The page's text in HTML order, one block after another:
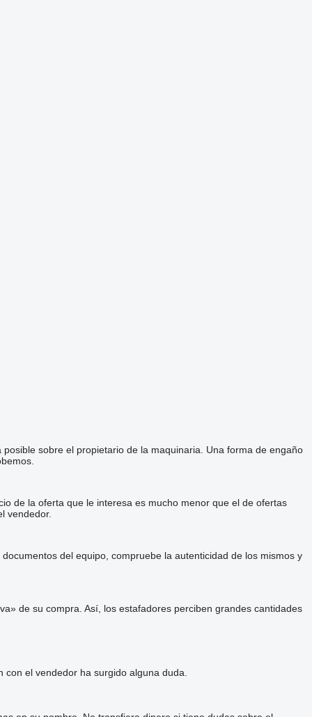
sobre el propietario de la maquinaria. Una forma de engaño
de la oferta que le interesa es mucho menor que el de ofertas
vendedor.
del equipo, compruebe la autenticidad de los mismos y
de su compra. Así, los estafadores perciben grandes cantidades
el vendedor ha surgido alguna duda.